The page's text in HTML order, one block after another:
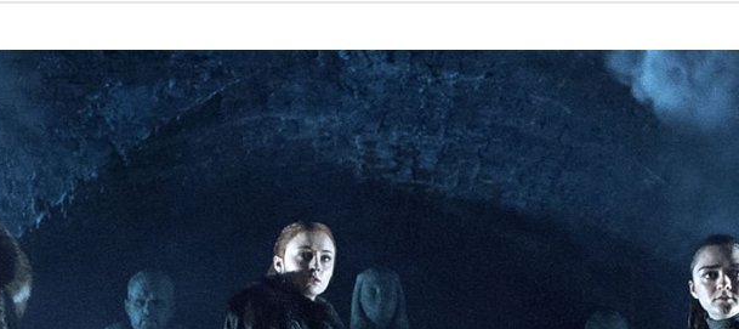
Dois motoristas com sinais de embriaguez se envolvem em acidente no
Estagiário tenta atuar como advogado e acaba detido em Rio Verde
Rio Verde 178 anos: a cidade que cresceu mais rápido que suas próprias
Homem é detido por violência doméstica no Setor Gameleira
Polícia Militar recupera bicicleta furtada e prende suspeito em flagrante em
Associação Atlética Rioverdense disputará a Terceira Divisão do Goiano